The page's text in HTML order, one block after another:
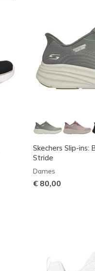
Skechers Slip-ins:
Stride
Dames
€ 80,00